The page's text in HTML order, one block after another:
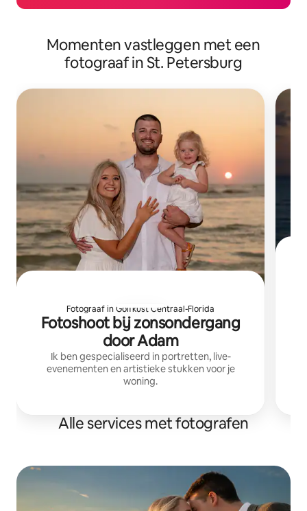
Momenten vastleggen met een
fotograaf in St. Petersburg
Fotograaf in Golfkust Centraal-Florida
Fotoshoot bij zonsondergang
door Adam
Ik ben gespecialiseerd in portretten, live-
evenementen en artistieke stukken voor je
woning.
Alle services met fotografen